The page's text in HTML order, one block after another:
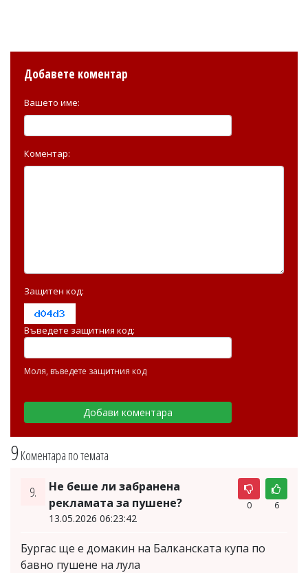
9Коментара по темата
9.
Не беше ли забранена
рекламата за пушене?
13.05.2026 06:23:42
0 6
Бургас ще е домакин на Балканската купа по
бавно пушене на лула
Добавете коментар
Вашето име:
Коментар:
Защитен код:
Въведете защитния код:
Моля, въведете защитния код